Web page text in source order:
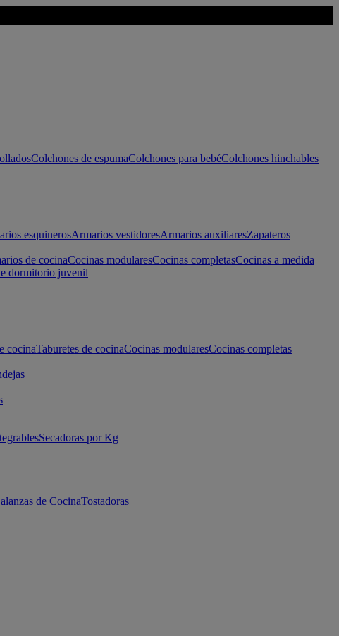
Colchones de espumaColchones para bebéColchones hinchables
esquinerosArmarios vestidoresArmarios auxiliaresZapateros
de cocinaCocinas modularesCocinas completasCocinas a medida
dormitorio juvenil
cocinaTaburetes de cocinaCocinas modularesCocinas completas
Secadoras por Kg
de CocinaTostadoras